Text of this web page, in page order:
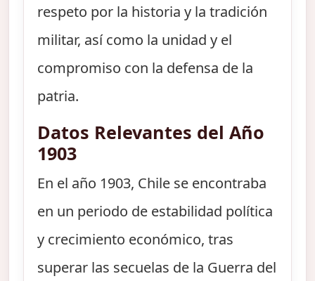
respeto por la historia y la tradición
militar, así como la unidad y el
compromiso con la defensa de la
patria.
Datos Relevantes del Año
1903
En el año 1903, Chile se encontraba
en un periodo de estabilidad política
y crecimiento económico, tras
superar las secuelas de la Guerra del